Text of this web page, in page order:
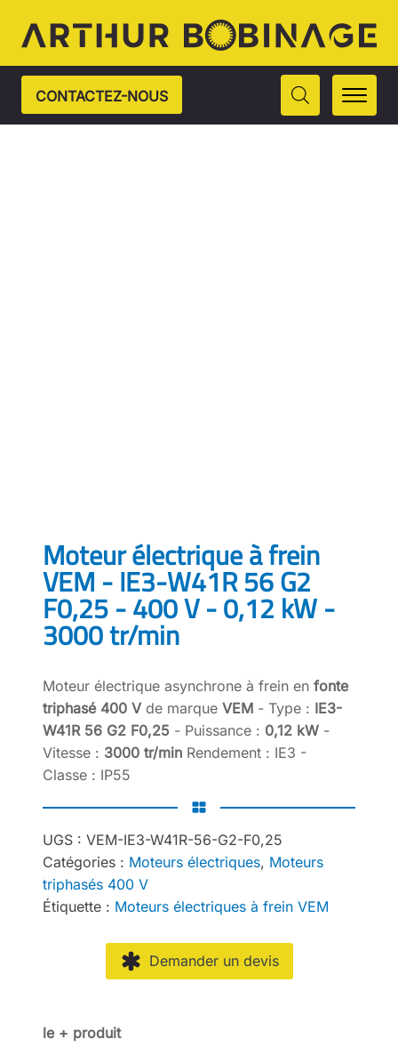
CONTACTEZ-NOUS
Moteur électrique à frein
VEM - IE3-W41R 56 G2
F0,25 - 400 V - 0,12 kW -
3000 tr/min
Moteur électrique asynchrone à frein en fonte
triphasé 400 V de marque VEM - Type : IE3-
W41R 56 G2 F0,25 - Puissance : 0,12 kW -
Vitesse : 3000 tr/min Rendement : IE3 -
Classe : IP55
UGS : VEM-IE3-W41R-56-G2-F0,25
Catégories : Moteurs électriques, Moteurs
triphasés 400 V
Étiquette : Moteurs électriques à frein VEM
Demander un devis
le + produit